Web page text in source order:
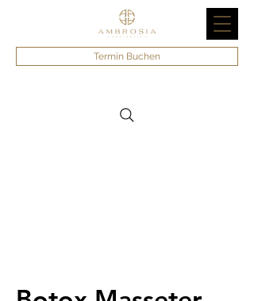
Termin Buchen